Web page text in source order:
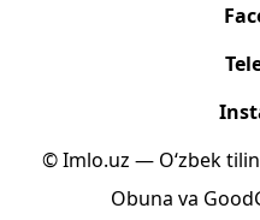
© Imlo.uz — O‘zbek
Obuna va